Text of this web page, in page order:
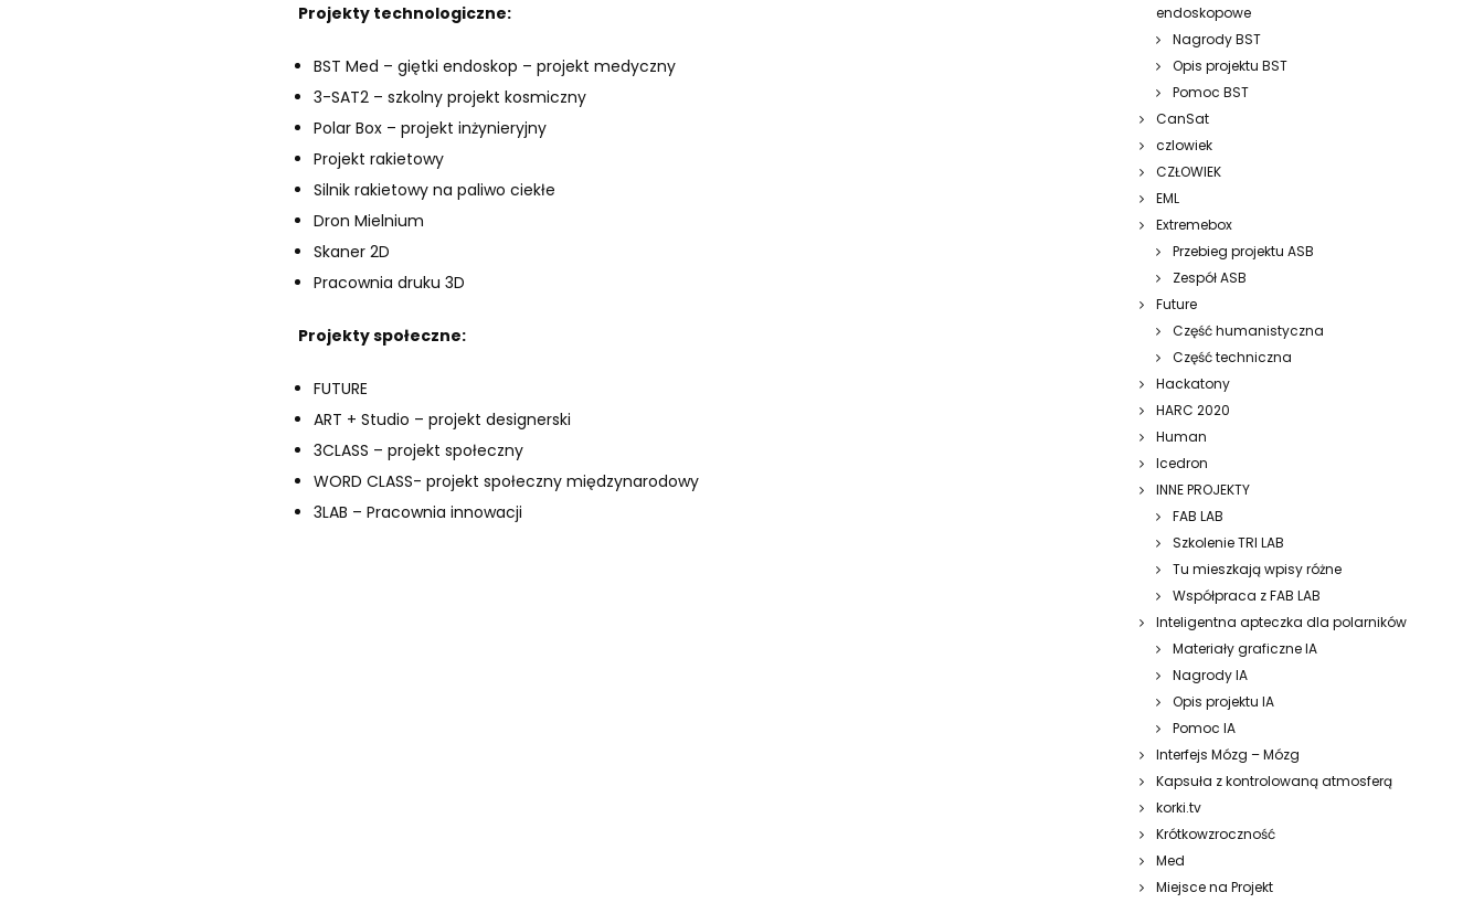
Projekty technologiczne:
BST Med – giętki endoskop – projekt medyczny
3-SAT2 – szkolny projekt kosmiczny
Polar Box – projekt inżynieryjny
Projekt rakietowy
Silnik rakietowy na paliwo ciekłe
Dron Mielnium
Skaner 2D
Pracownia druku 3D
Projekty społeczne:
FUTURE
ART + Studio – projekt designerski
3CLASS – projekt społeczny
WORD CLASS- projekt społeczny międzynarodowy
3LAB – Pracownia innowacji
endoskopowe
Nagrody BST
Opis projektu BST
Pomoc BST
CanSat
czlowiek
CZŁOWIEK
EML
Extremebox
Przebieg projektu ASB
Zespół ASB
Future
Część humanistyczna
Część techniczna
Hackatony
HARC 2020
Human
Icedron
INNE PROJEKTY
FAB LAB
Szkolenie TRI LAB
Tu mieszkają wpisy różne
Współpraca z FAB LAB
Inteligentna apteczka dla polarników
Materiały graficzne IA
Nagrody IA
Opis projektu IA
Pomoc IA
Interfejs Mózg – Mózg
Kapsuła z kontrolowaną atmosferą
korki.tv
Krótkowzroczność
Med
Miejsce na Projekt